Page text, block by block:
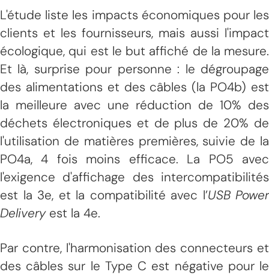
L'étude liste les impacts économiques pour les
clients et les fournisseurs, mais aussi l'impact
écologique, qui est le but affiché de la mesure.
Et là, surprise pour personne : le dégroupage
des alimentations et des câbles (la PO4b) est
la meilleure avec une réduction de 10% des
déchets électroniques et de plus de 20% de
l'utilisation de matières premières, suivie de la
PO4a, 4 fois moins efficace. La PO5 avec
l'exigence d'affichage des intercompatibilités
est la 3e, et la compatibilité avec l’USB Power
Deliveryest la 4e.
Par contre, l'harmonisation des connecteurs et
des câbles sur le Type C est négative pour le